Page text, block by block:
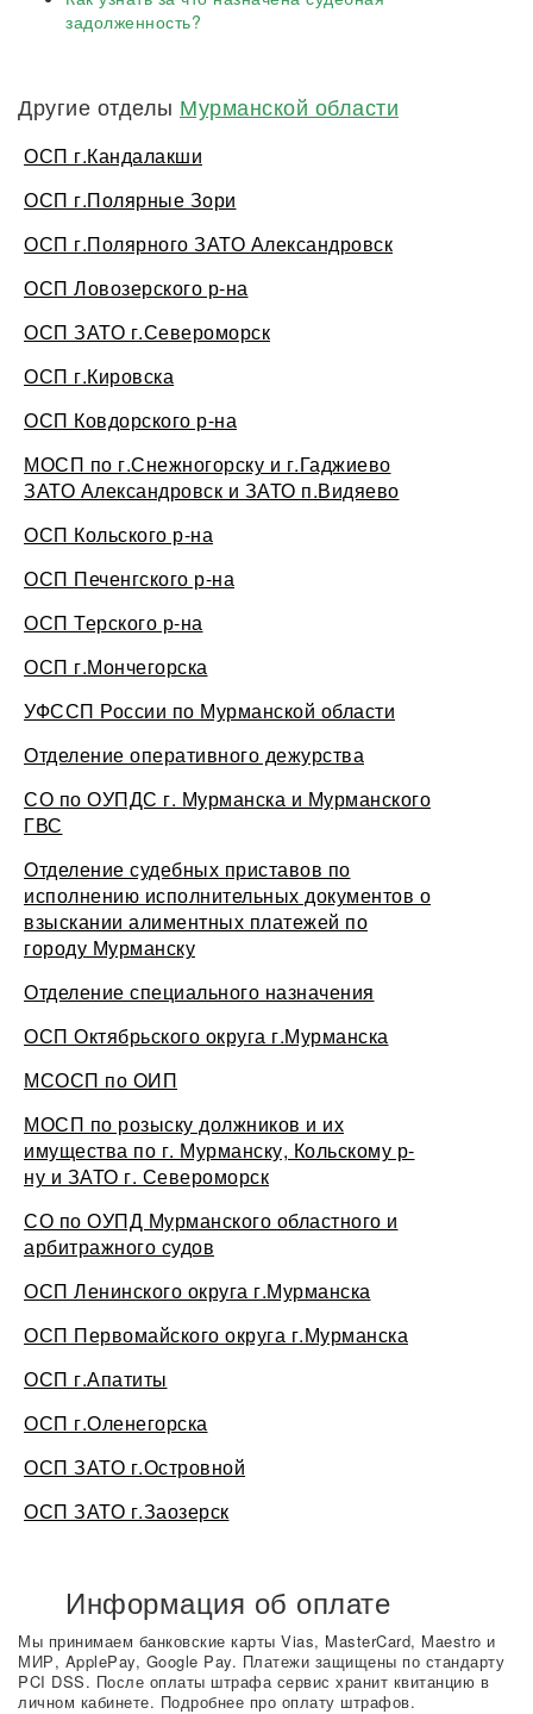
задолженность?
Другие отделы Мурманской области
ОСП г.Кандалакши
ОСП г.Полярные Зори
ОСП г.Полярного ЗАТО Александровск
ОСП Ловозерского р-на
ОСП ЗАТО г.Североморск
ОСП г.Кировска
ОСП Ковдорского р-на
МОСП по г.Снежногорску и г.Гаджиево
ЗАТО Александровск и ЗАТО п.Видяево
ОСП Кольского р-на
ОСП Печенгского р-на
ОСП Терского р-на
ОСП г.Мончегорска
УФССП России по Мурманской области
Отделение оперативного дежурства
СО по ОУПДС г. Мурманска и Мурманского
ГВС
Отделение судебных приставов по
исполнению исполнительных документов о
взыскании алиментных платежей по
городу Мурманску
Отделение специального назначения
ОСП Октябрьского округа г.Мурманска
МСОСП по ОИП
МОСП по розыску должников и их
имущества по г. Мурманску, Кольскому р-
ну и ЗАТО г. Североморск
СО по ОУПД Мурманского областного и
арбитражного судов
ОСП Ленинского округа г.Мурманска
ОСП Первомайского округа г.Мурманска
ОСП г.Апатиты
ОСП г.Оленегорска
ОСП ЗАТО г.Островной
ОСП ЗАТО г.Заозерск
Информация об оплате
Мы принимаем банковские карты Vias, MasterCard, Maestro и
МИР, ApplePay, Google Pay. Платежи защищены по стандарту
PCI DSS. После оплаты штрафа сервис хранит квитанцию в
личном кабинете. Подробнее про оплату штрафов.